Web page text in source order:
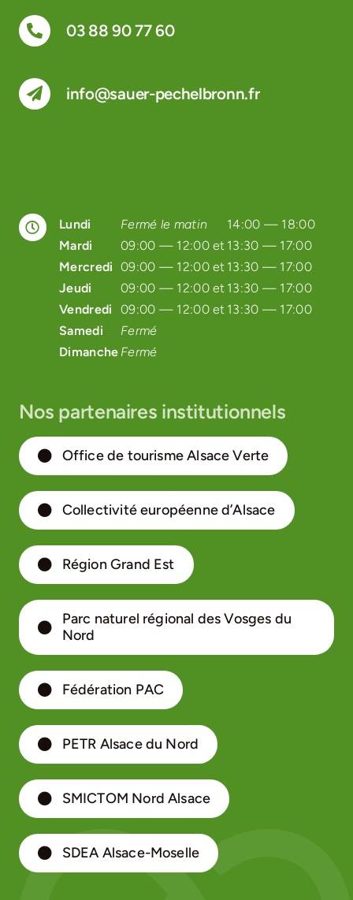
03 88 90 77 60
info@sauer-pechelbronn.fr
Lundi Fermé le matin
14:00 — 18:00
Mardi
09:00 — 12:00 et 13:30 — 17:00
Mercredi 09:00 — 12:00 et 13:30 — 17:00
Jeudi
09:00 — 12:00 et 13:30 — 17:00
Vendredi
09:00 — 12:00 et 13:30 — 17:00
Samedi
Fermé
Dimanche Fermé
Nos partenaires institutionnels
Office de tourisme Alsace Verte
Collectivité européenne d’Alsace
Région Grand Est
Parc naturel régional des Vosges du
Nord
Fédération PAC
PETR Alsace du Nord
SMICTOM Nord Alsace
SDEA Alsace-Moselle